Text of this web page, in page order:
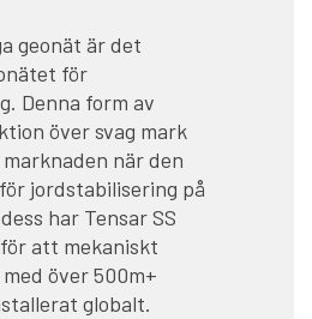
geonät är det
för
Denna form av
över svag mark
när den
jordstabilisering på
har Tensar SS
att mekaniskt
över 500m+
globalt.